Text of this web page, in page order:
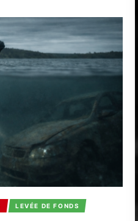
LEVÉE DE FONDS